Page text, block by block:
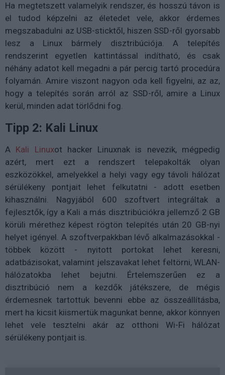
Ha megtetszett valamelyik rendszer, és hosszú távon is
el tudod képzelni az életedet vele, akkor érdemes
megszabadulni az USB-sticktől, hiszen SSD-ről gyorsabb
lesz a Linux bármely disztribúciója. A telepítés
rendszerint egyetlen kattintással indítható, és csak
néhány adatot kell megadni a pár percig tartó procedúra
folyamán. Amire viszont nagyon oda kell figyelni, az az,
hogy a telepítés során arról az SSD-ről, amire a Linux
kerül, minden adat törlődni fog.
Tipp 2: Kali Linux
A Kali Linuxot hacker Linuxnak is nevezik, mégpedig
azért, mert ezt a rendszert telepakolták olyan
eszközökkel, amelyekkel a helyi vagy egy távoli hálózat
sérülékeny pontjait lehet felkutatni - adott esetben
kihasználni. Nagyjából 600 szoftvert integráltak a
fejlesztők, így a Kali a más disztribúciókra jellemző 2 GB
körüli mérethez képest rögtön telepítés után 20 GB-nyi
helyet igényel. A szoftverpakkban lévő alkalmazásokkal -
többek között - nyitott portokat lehet keresni,
adatbázisokat, valamint jelszavakat lehet feltörni, WLAN-
hálózatokba lehet bejutni. Értelemszerűen ez a
disztribúció nem a kezdők játékszere, de mégis
érdemesnek tartottuk bevenni ebbe az összeállításba,
mert ha kicsit kiismertük magunkat benne, akkor könnyen
lehet vele tesztelni akár az otthoni Wi-Fi hálózat
sérülékeny pontjait is.